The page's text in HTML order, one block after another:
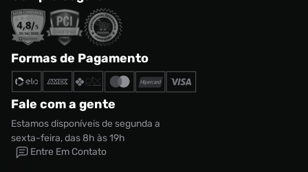
Formas de Pagamento
Fale com a gente
Estamos disponíveis de segunda a
sexta-feira, das 8h às 19h
Entre Em Contato